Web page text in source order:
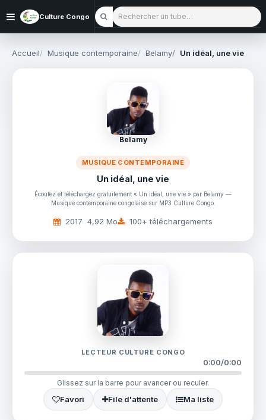
Culture Congo Rechercher un tube
Accueil Musique contemporaine Belamy Un idéal, une vie
Belamy
MUSIQUE CONTEMPORAINE
Un idéal, une vie
Écoutez et téléchargez gratuitement « Un idéal, une vie » par Belamy —
Musique contemporaine congolaise sur MP3 Culture Congo.
2017 4,92 Mo 100+ téléchargements
LECTEUR CULTURE CONGO
0:00/0:00
Glissez sur la barre pour avancer ou reculer.
Favori File d'attente Ma liste